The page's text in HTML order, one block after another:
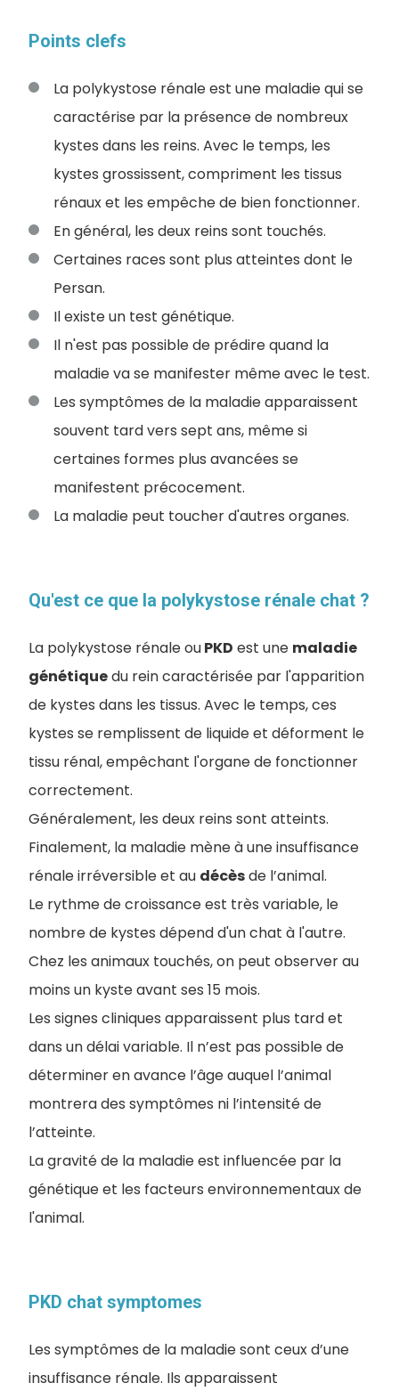
Points clefs
La polykystose rénale est une maladie qui se
caractérise par la présence de nombreux
kystes dans les reins. Avec le temps, les
kystes grossissent, compriment les tissus
rénaux et les empêche de bien fonctionner.
En général, les deux reins sont touchés.
Certaines races sont plus atteintes dont le
Persan.
Il existe un test génétique.
Il n'est pas possible de prédire quand la
maladie va se manifester même avec le test.
Les symptômes de la maladie apparaissent
souvent tard vers sept ans, même si
certaines formes plus avancées se
manifestent précocement.
La maladie peut toucher d'autres organes.
Qu'est ce que la polykystose rénale chat ?
La polykystose rénale ouPKD est une maladie
génétiquedu rein caractérisée par l'apparition
de kystes dans les tissus. Avec le temps, ces
kystes se remplissent de liquide et déforment le
tissu rénal, empêchant l'organe de fonctionner
correctement.
Généralement, les deux reins sont atteints.
Finalement, la maladie mène à une insuffisance
rénale irréversible et au décèsde l’animal.
Le rythme de croissance est très variable, le
nombre de kystes dépend d'un chat à l'autre.
Chez les animaux touchés, on peut observer au
moins un kyste avant ses 15 mois.
Les signes cliniques apparaissent plus tard et
dans un délai variable. Il n’est pas possible de
déterminer en avance l’âge auquel l’animal
montrera des symptômes ni l’intensité de
l’atteinte.
La gravité de la maladie est influencée par la
génétique et les facteurs environnementaux de
l'animal.
PKD chat symptomes
Les symptômes de la maladie sont ceux d’une
insuffisance rénale. Ils apparaissent